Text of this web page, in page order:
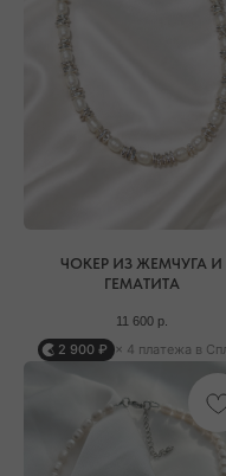
ЧОКЕР ИЗ ЖЕМЧУГА И
ГЕМАТИТА
11 600 р.
2 900 ₽ × 4 платежа в
КАРАИМСКАЯ, 36
ЕВПАТОРИЯ
ПОСМОТРЕТЬ НА КАРТЕ
ПОСМОТРЕТЬ НА КАРТЕ